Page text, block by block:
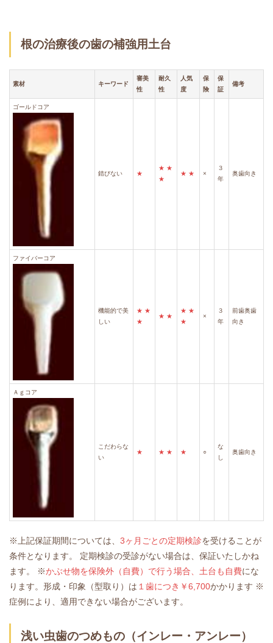
根の治療後の歯の補強用土台
素材 キーワード
審美
性
耐久
性
人気
度
保
険
保
証
備考
ゴールドコア
錆びない ★
★ ★
★
★ ★ ×
３
年
奥歯向き
ファイバーコア
機能的で美
しい
★ ★
★
★ ★
★ ★
★
×
３
年
前歯奥歯
向き
Ａｇコア
こだわらな
い
★ ★ ★ ★ ○
な
し
奥歯向き
※上記保証期間については、 3ヶ月ごとの定期検診を受けることが
条件となります。
定期検診の受診がない場合は、保証いたしかね
ます。
※かぶせ物を保険外（自費）で行う場合、土台も自費にな
ります。形成・印象（型取り）は １歯につき￥6,700かかります ※
症例により、適用できない場合がございます。
浅い虫歯のつめもの（インレー・アンレー）